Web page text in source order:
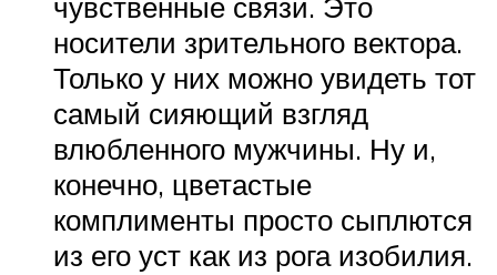
чувственные связи. Это
носители зрительного вектора.
Только у них можно увидеть тот
самый сияющий взгляд
влюбленного мужчины. Ну и,
конечно, цветастые
комплименты просто сыплются
из его уст как из рога изобилия.